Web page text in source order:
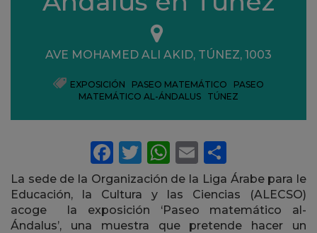
Ubicación
AVE MOHAMED ALI AKID, TÚNEZ, 1003
EXPOSICIÓN PASEO MATEMÁTICO
PASEO
MATEMÁTICO AL-ÁNDALUS
TÚNEZ
La sede de la Organización de la Liga Árabe para le
Educación, la Cultura y las Ciencias (ALECSO)
acoge la exposición ‘Paseo matemático al-
Ándalus’, una muestra que pretende hacer un